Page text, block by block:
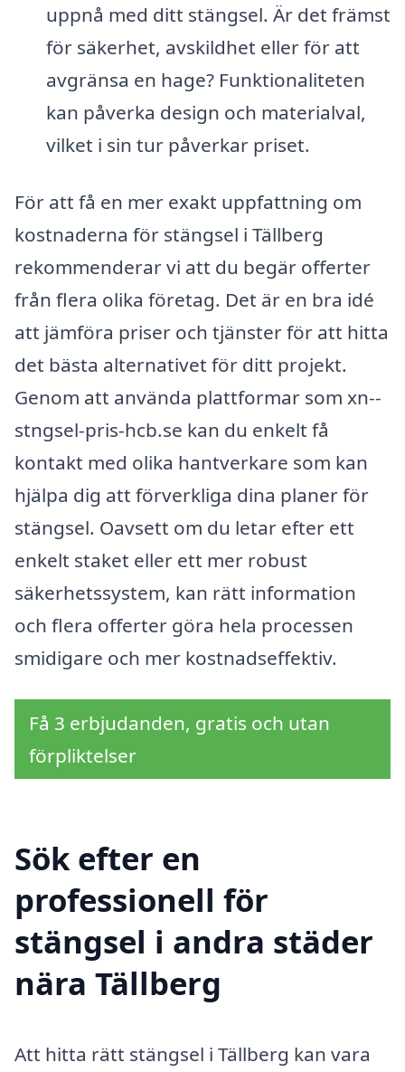
uppnå med ditt stängsel. Är det främst
för säkerhet, avskildhet eller för att
avgränsa en hage? Funktionaliteten
kan påverka design och materialval,
vilket i sin tur påverkar priset.
För att få en mer exakt uppfattning om
kostnaderna för stängsel i Tällberg
rekommenderar vi att du begär offerter
från flera olika företag. Det är en bra idé
att jämföra priser och tjänster för att hitta
det bästa alternativet för ditt projekt.
Genom att använda plattformar som xn--
stngsel-pris-hcb.se kan du enkelt få
kontakt med olika hantverkare som kan
hjälpa dig att förverkliga dina planer för
stängsel. Oavsett om du letar efter ett
enkelt staket eller ett mer robust
säkerhetssystem, kan rätt information
och flera offerter göra hela processen
smidigare och mer kostnadseffektiv.
Få 3 erbjudanden, gratis och utan
förpliktelser
Sök efter en
professionell för
stängsel i andra städer
nära Tällberg
Att hitta rätt stängsel i Tällberg kan vara